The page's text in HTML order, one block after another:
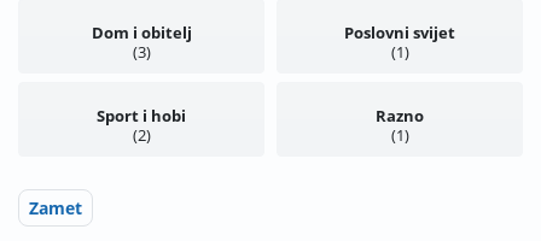
Dom i obitelj
3
Poslovni svijet
1
Sport i hobi
2
Razno
1
Zamet